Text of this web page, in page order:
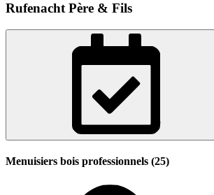
Rufenacht Père & Fils
Menuisiers bois professionnels (25)